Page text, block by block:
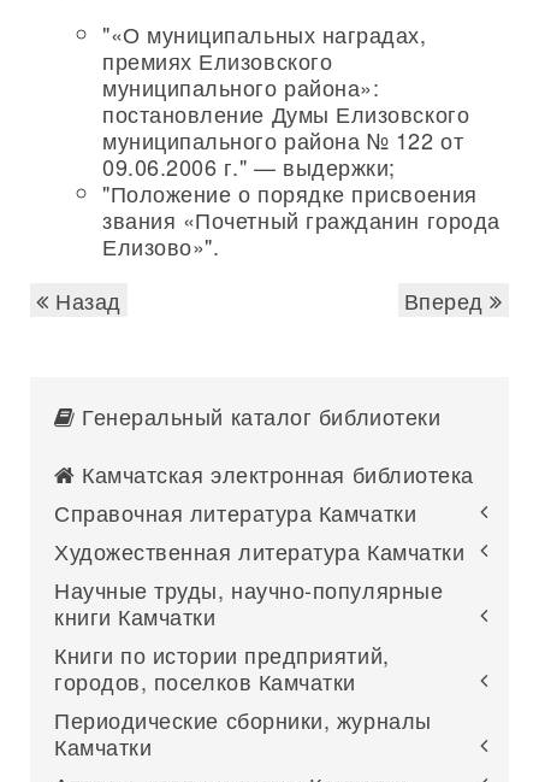
"«О муниципальных наградах,
премиях Елизовского
муниципального района»:
постановление Думы Елизовского
муниципального района № 122 от
09.06.2006 г." — выдержки;
"Положение о порядке присвоения
звания «Почетный гражданин города
Елизово»".
Назад
Вперед
Генеральный каталог библиотеки
Камчатская электронная библиотека
Справочная литература Камчатки
Художественная литература Камчатки
Научные труды, научно-популярные
книги Камчатки
Книги по истории предприятий,
городов, поселков Камчатки
Периодические сборники, журналы
Камчатки